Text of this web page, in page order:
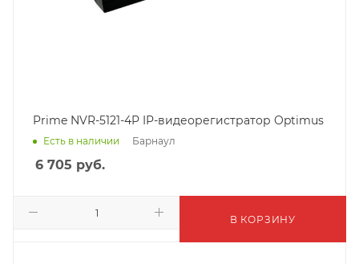
Prime NVR-5121-4P IP-видеорегистратор Optimus
Есть в наличии Барнаул
6 705 руб.
В КОРЗИНУ